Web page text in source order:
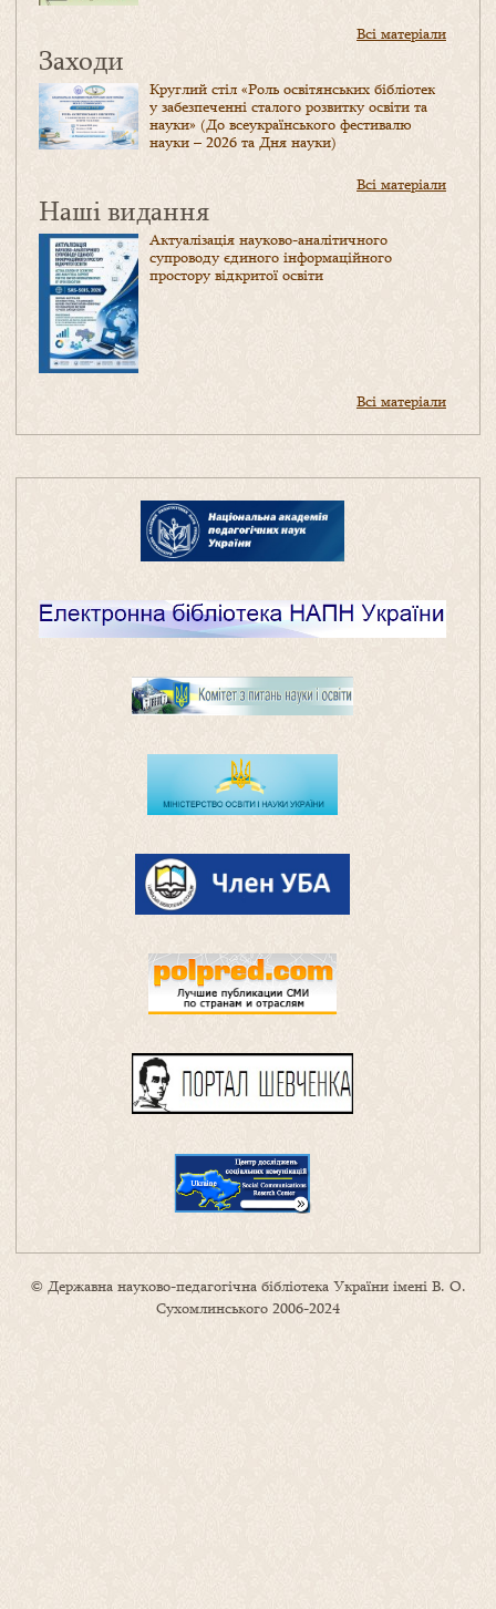
Всі матеріали
Заходи
Круглий стіл «Роль освітянських бібліотек
у забезпеченні сталого розвитку освіти та
науки» (До всеукраїнського фестивалю
науки – 2026 та Дня науки)
Всі матеріали
Наші видання
Актуалізація науково-аналітичного
супроводу єдиного інформаційного
простору відкритої освіти
Всі матеріали
© Державна науково-педагогічна бібліотека України імені В. О.
Сухомлинського 2006-2024